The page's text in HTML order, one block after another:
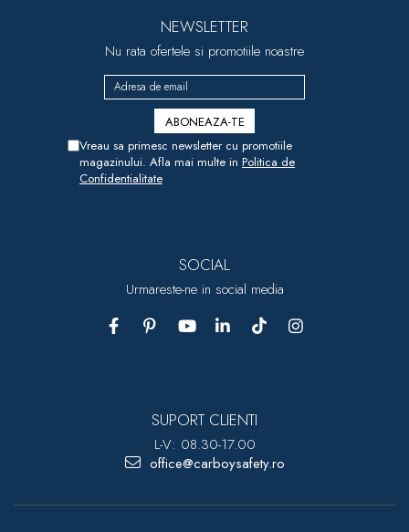
NEWSLETTER
Nu rata ofertele si promotiile noastre
Vreau sa primesc newsletter cu promotiile
magazinului. Afla mai multe in Politica de
Confidentialitate
SOCIAL
Urmareste-ne in social media
SUPORT CLIENTI
L-V: 08.30-17.00
office@carboysafety.ro